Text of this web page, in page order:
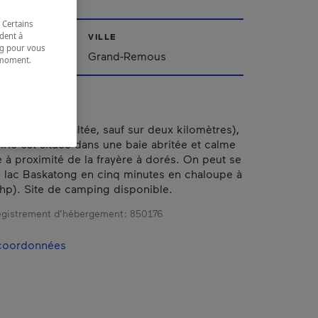
VILLE
Grand-Remous
(route asphaltée, sauf sur deux kilomètres),
est située dans une baie abritée et calme
à proximité de la frayère à dorés. On peut se
Baskatong en cinq minutes en chaloupe à
Site de camping disponible.
d’hébergement : 850176
à
pour vous